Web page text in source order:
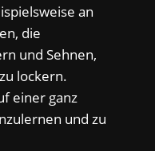
an
die
und Sehnen,
lockern.
einer ganz
und zu